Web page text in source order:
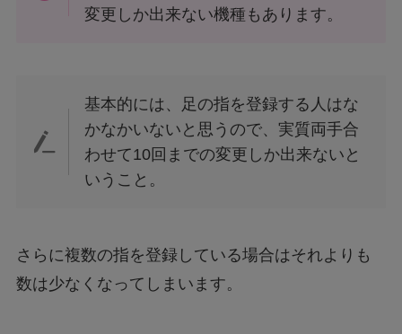
変更しか出来ない機種もあります。
基本的には、足の指を登録する人はな
かなかいないと思うので、実質両手合
わせて10回までの変更しか出来ないと
いうこと。
さらに複数の指を登録している場合はそれよりも
数は少なくなってしまいます。